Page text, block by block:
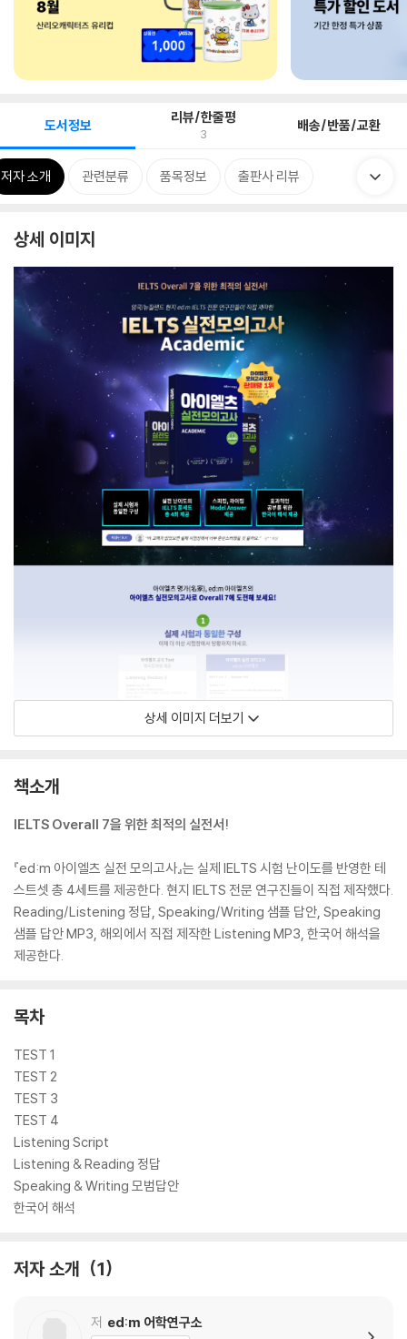
도서정보 리뷰/한줄평
3 배송/반품/교환
저자 소개 관련분류 품목정보 출판사 리뷰
상세 이미지
상세 이미지 더보기
책소개
IELTS Overall 7을 위한 최적의 실전서!
『ed:m 아이엘츠 실전 모의고사』는 실제 IELTS 시험 난이도를 반영한 테
스트셋 총 4세트를 제공한다. 현지 IELTS 전문 연구진들이 직접 제작했다.
Reading/Listening 정답, Speaking/Writing 샘플 답안, Speaking
샘플 답안 MP3, 해외에서 직접 제작한 Listening MP3, 한국어 해석을
제공한다.
목차
TEST 1
TEST 2
TEST 3
TEST 4
Listening Script
Listening & Reading 정답
Speaking & Writing 모범답안
한국어 해석
저자 소개 1
저 ed:m 어학연구소